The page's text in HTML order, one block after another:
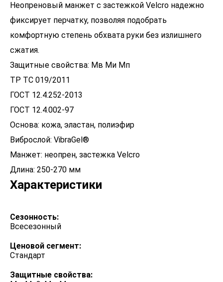
Неопреновый манжет с застежкой Velсro надежно
фиксирует перчатку, позволяя подобрать
комфортную степень обхвата руки без излишнего
сжатия.
Защитные свойства: Мв Ми Мп
ТР ТС 019/2011
ГОСТ 12.4.252-2013
ГОСТ 12.4.002-97
Основа: кожа, эластан, полиэфир
Виброслой: VibraGel®
Манжет: неопрен, застежка Velcro
Длина: 250-270 мм
Характеристики
Сезонность:
Всесезонный
Ценовой сегмент:
Стандарт
Защитные свойства: